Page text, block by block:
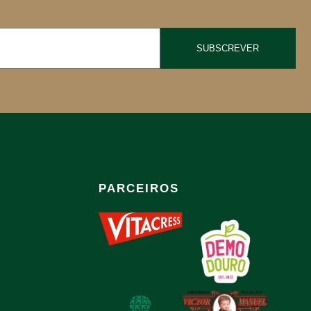
SUBSCREVER
PARCEIROS